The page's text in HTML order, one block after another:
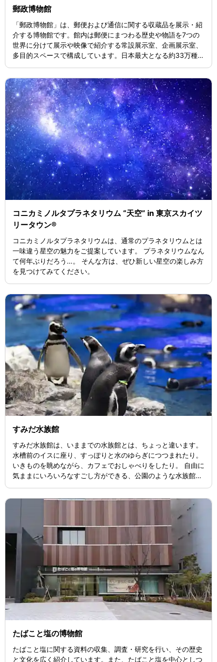
郵政博物館
「郵政博物館」は、郵便および通信に関する収蔵品を展示・紹
介する博物館です。館内は郵便にまつわる歴史や物語を7つの
世界に分けて展示や映像で紹介する常設展示室、企画展示室、
多目的スペースで構成しています。日本最大となる約33万種の
コニカミノルタプラネタリウム “天空” in 東京スカイツ
リータウン®
コニカミノルタプラネタリウムは、通常のプラネタリウムとは
一味違う星空の魅力をご提案しています。 プラネタリウムなん
て何年ぶりだろう…。 そんな方は、ぜひ新しい星空の楽しみ方
を見つけてみてください。
すみだ水族館
すみだ水族館は、いままでの水族館とは、ちょっと違います。
水槽前のイスに座り、すっぽりと水のゆらぎにつつまれたり。
いきものを眺めながら、カフェでおしゃべりをしたり。 自由に
気ままにいろいろなすごし方ができる、公園のような水族館で
たばこと塩の博物館
たばこと塩に関する資料の収集、調査・研究を行い、その歴史
と文化を広く紹介しています。また、たばこと塩を中心としつ